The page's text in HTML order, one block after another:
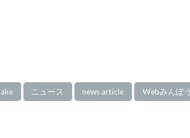
ニュース news article Webみんぽう